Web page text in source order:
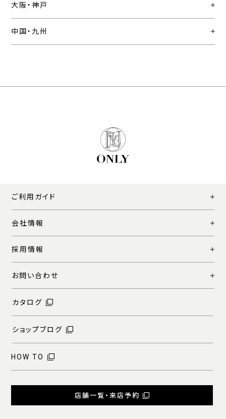
大阪・神戸
中国・九州
ご利用ガイド
会社情報
採用情報
お問い合わせ
カタログ
ショップブログ
HOW TO
店舗一覧・来店予約